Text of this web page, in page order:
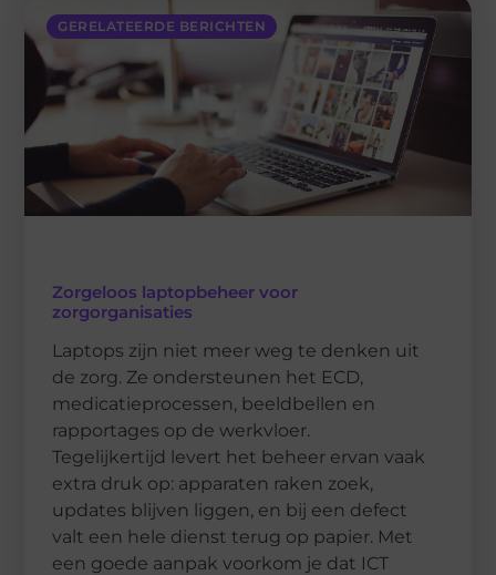
GERELATEERDE BERICHTEN
Zorgeloos laptopbeheer voor
zorgorganisaties
Laptops zijn niet meer weg te denken uit
de zorg. Ze ondersteunen het ECD,
medicatieprocessen, beeldbellen en
rapportages op de werkvloer.
Tegelijkertijd levert het beheer ervan vaak
extra druk op: apparaten raken zoek,
updates blijven liggen, en bij een defect
valt een hele dienst terug op papier. Met
een goede aanpak voorkom je dat ICT